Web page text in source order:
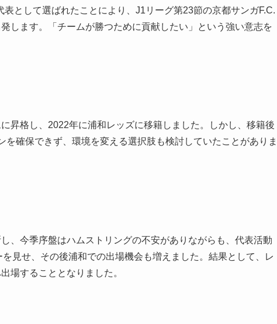
として選ばれたことにより、J1リーグ第23節の京都サンガF.C.
します。「チームが勝つために貢献したい」という強い意志を
昇格し、2022年に浦和レッズに移籍しました。しかし、移籍後
確保できず、環境を変える選択肢も検討していたことがありま
、今季序盤はハムストリングの不安がありながらも、代表活動
見せ、その後浦和での出場機会も増えました。結果として、レ
場することとなりました。